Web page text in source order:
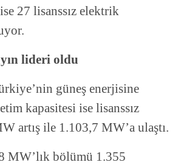
27 lisanssız elektrik
lideri oldu
güneş enerjisine
kapasitesi ise lisanssız
artış ile 1.103,7 MW’a ulaştı.
MW’lık bölümü 1.355